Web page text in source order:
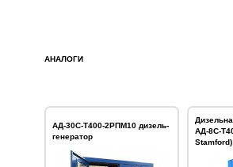
АНАЛОГИ
АД-30С-Т400-2РПМ10 дизель-
генератор
АД-8С-
Stamford)